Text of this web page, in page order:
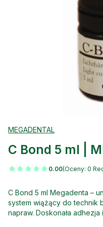
MEGADENTAL
C Bond 5 ml |
0.00(Oceny: 0
C Bond 5 ml Megadenta –
system wiążący do technik
napraw. Doskonała